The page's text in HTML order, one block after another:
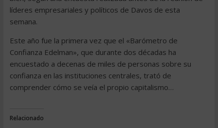
líderes empresariales y políticos de Davos de esta
semana.
Este año fue la primera vez que el «Barómetro de
Confianza Edelman», que durante dos décadas ha
encuestado a decenas de miles de personas sobre su
confianza en las instituciones centrales, trató de
comprender cómo se veía el propio capitalismo…
Relacionado